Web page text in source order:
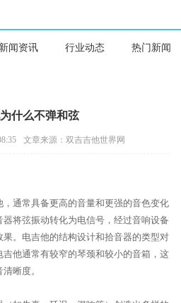
新闻资讯 行业动态 热门新闻
什么不弹和弦
文章来源：双吉吉他世界网
通常具备更高的音量和更强的音色变化
将弦振动转化为电信号，经过音响设备
。电吉他的结构设计和拾音器的类型对
他通常有较窄的琴颈和较小的音箱，这
晰度。